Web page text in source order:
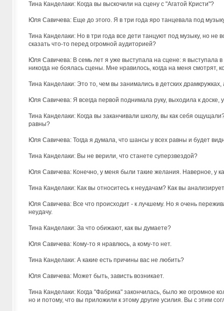
Тина Канделаки: Когда вы выскочили на сцену с "Агатой Кристи"?
Юля Савичева: Еще до этого. Я в три года яро танцевала под
Тина Канделаки: Но в три года все дети танцуют под музыку, но не
сказать что-то перед огромной аудиторией?
Юля Савичева: В семь лет я уже выступала на сцене: я выступала
никогда не боялась сцены. Мне нравилось, когда на меня смотрят,
Тина Канделаки: Это то, чем вы занимались в детских
Юля Савичева: Я всегда первой поднимала руку, выходила к доске,
Тина Канделаки: Когда вы заканчивали школу, вы как себя
равны?
Юля Савичева: Тогда я думала, что шансы у всех равны и будет
Тина Канделаки: Вы не верили, что станете суперзвездой?
Юля Савичева: Конечно, у меня были такие желания. Наверное, у
Тина Канделаки: Как вы относитесь к неудачам? Как вы
Юля Савичева: Все что происходит - к лучшему. Но я очень
неудачу.
Тина Канделаки: За что обижают, как вы думаете?
Юля Савичева: Кому-то я нравлюсь, а кому-то нет.
Тина Канделаки: А какие есть причины вас не любить?
Юля Савичева: Может быть, зависть возникает.
Тина Канделаки: Когда "Фабрика" закончилась, было же огромное
но и потому, что вы приложили к этому другие усилия. Вы с этим